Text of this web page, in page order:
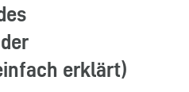
erklärt)